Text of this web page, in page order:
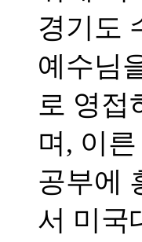
경기도
예수님
로 영접
며, 이
공부에
서 미국